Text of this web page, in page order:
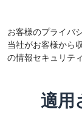
お客様のプライバ
当社がお客様から
の情報セキュリテ
適用